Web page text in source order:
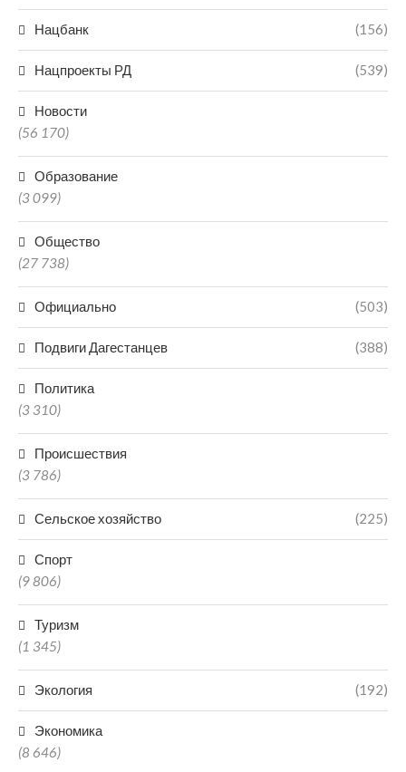
Нацбанк (156)
Нацпроекты РД (539)
Новости
(56 170)
Образование
(3 099)
Общество
(27 738)
Официально (503)
Подвиги Дагестанцев (388)
Политика
(3 310)
Происшествия
(3 786)
Сельское хозяйство (225)
Спорт
(9 806)
Туризм
(1 345)
Экология (192)
Экономика
(8 646)